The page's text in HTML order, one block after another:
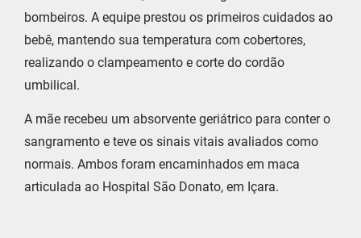
bombeiros. A equipe prestou os primeiros cuidados ao
bebê, mantendo sua temperatura com cobertores,
realizando o clampeamento e corte do cordão
umbilical.
A mãe recebeu um absorvente geriátrico para conter o
sangramento e teve os sinais vitais avaliados como
normais. Ambos foram encaminhados em maca
articulada ao Hospital São Donato, em Içara.